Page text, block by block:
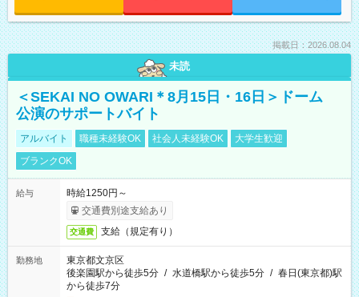
掲載日：2026.08.04
未読
＜SEKAI NO OWARI＊8月15日・16日＞ドーム
公演のサポートバイト
アルバイト 職種未経験OK 社会人未経験OK
大学生歓迎
ブランクOK
給与
時給1250円～
交通費別途支給あり
交通費 支給（規定有り）
勤務地
東京都文京区
後楽園駅から徒歩5分 / 水道橋駅から徒歩5分 / 春日(東京都)駅
から徒歩7分